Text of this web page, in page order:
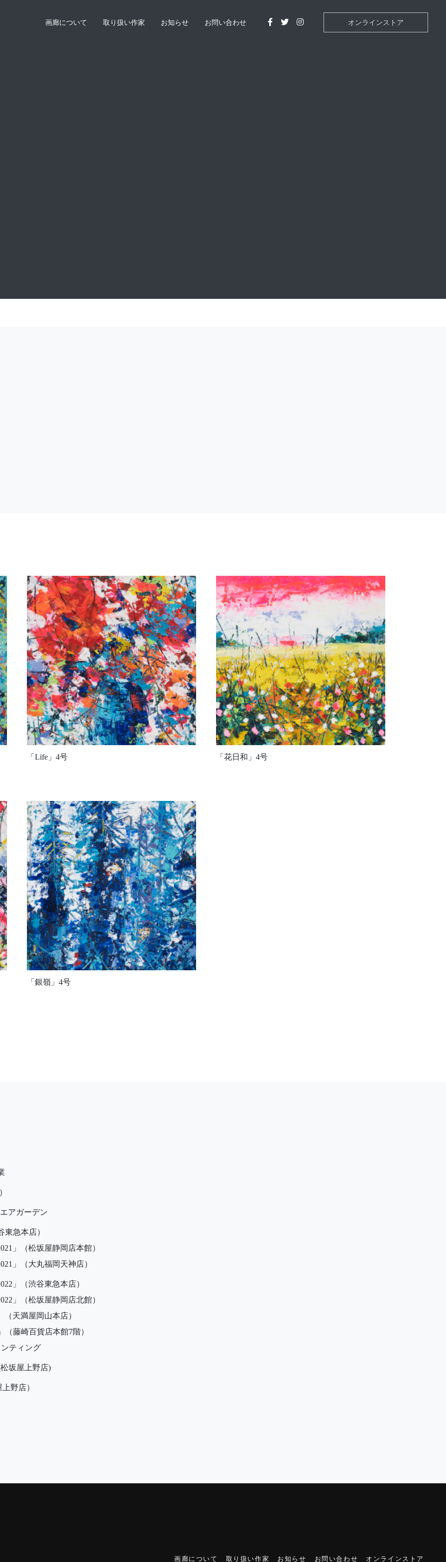
画廊について 取り扱い作家 お知らせ お問い合わせ オンラインストア
「Life」4号 「花日和」4号
「銀嶺」4号
アガーデン
急本店）
」（松坂屋静岡店本館）
」（大丸福岡天神店）
」（渋谷東急本店）
」（松坂屋静岡店北館）
天満屋岡山本店）
藤崎百貨店本館7階）
ティング
坂屋上野店)
野店）
画廊について 取り扱い作家 お知らせ お問い合わせ オンラインストア